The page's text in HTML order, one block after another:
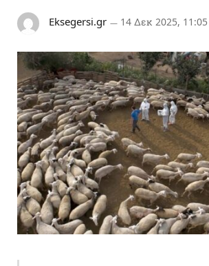
Eksegersi.gr 14 Δεκ 2025, 11:05